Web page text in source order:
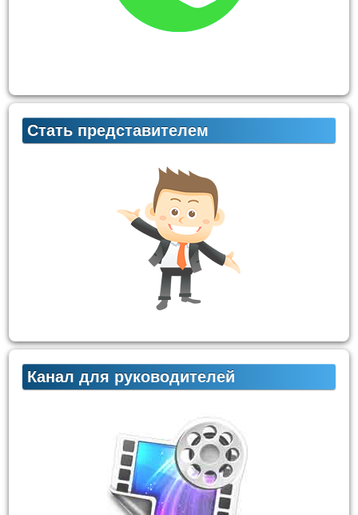
Стать представителем
Канал для руководителей